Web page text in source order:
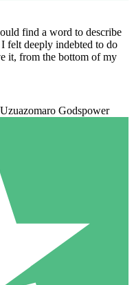
find a word to describe
felt deeply indebted to do
it, from the bottom of my
Godspower